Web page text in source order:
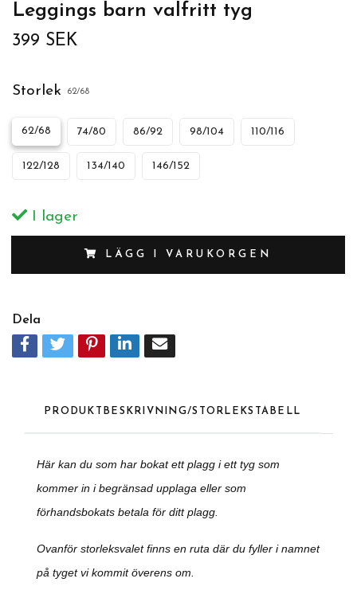
Leggings barn valfritt tyg
399 SEK
Storlek 62/68
62/68 74/80 86/92 98/104 110/116
122/128 134/140 146/152
I lager
LÄGG I VARUKORGEN
Dela
PRODUKTBESKRIVNING/STORLEKSTABELL
Här kan du som har bokat ett plagg i ett tyg som
kommer in i begränsad upplaga eller som
förhandsbokats betala för ditt plagg.
Ovanför storleksvalet finns en ruta där du fyller i namnet
på tyget vi kommit överens om.